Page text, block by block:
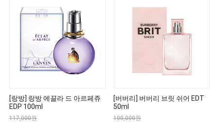
[랑방] 랑방 에끌라 드 아르페쥬
EDP 100ml
117,000원
[버버리] 버버리 브릿 쉬어 EDT
50ml
100,000원